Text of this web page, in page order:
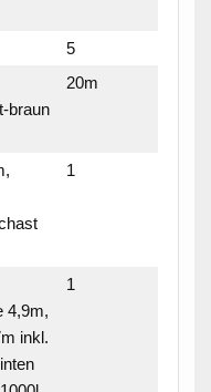
5
braun
20m
1
4,9m,
inkl.
1